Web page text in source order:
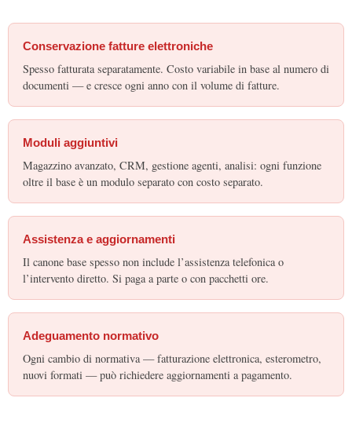
Conservazione fatture elettroniche
Spesso fatturata separatamente. Costo variabile in base al numero di
documenti — e cresce ogni anno con il volume di fatture.
Moduli aggiuntivi
Magazzino avanzato, CRM, gestione agenti, analisi: ogni funzione
oltre il base è un modulo separato con costo separato.
Assistenza e aggiornamenti
Il canone base spesso non include l’assistenza telefonica o
l’intervento diretto. Si paga a parte o con pacchetti ore.
Adeguamento normativo
Ogni cambio di normativa — fatturazione elettronica, esterometro,
nuovi formati — può richiedere aggiornamenti a pagamento.